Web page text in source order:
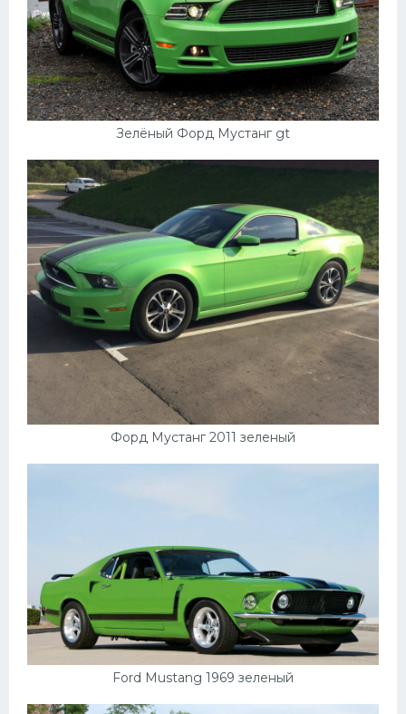
Зелёный Форд Мустанг gt
Форд Мустанг 2011 зеленый
Ford Mustang 1969 зеленый